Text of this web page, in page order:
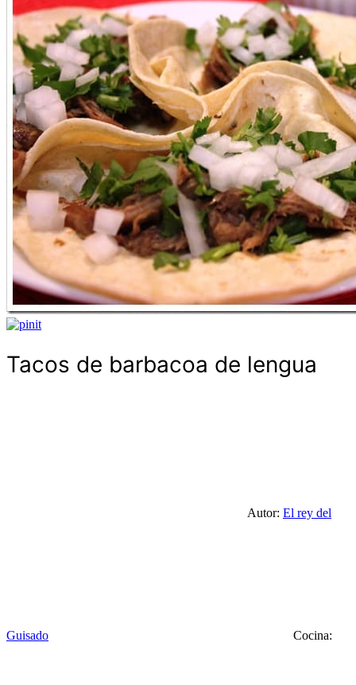
Tacos de barbacoa de lengua
Autor: El rey del
Guisado Cocina: